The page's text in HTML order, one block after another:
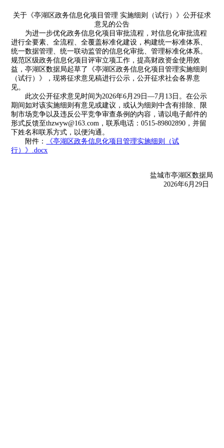
关于《亭湖区政务信息化项目管理 实施细则（试行）》公开征求
意见的公告
为进一步优化政务信息化项目审批流程，对信息化审批流程
进行全要素、全流程、全覆盖标准化建设，构建统一标准体系、
统一数据管理、统一联动监管的信息化审批、管理标准化体系。
规范区级政务信息化项目评审立项工作，提高财政资金使用效
益，亭湖区数据局起草了《亭湖区政务信息化项目管理实施细则
（试行）》，现将征求意见稿进行公示，公开征求社会各界意
见。
此次公开征求意见时间为2026年6月29日—7月13日。在公示
期间如对该实施细则有意见或建议，或认为细则中含有排除、限
制市场竞争以及违反公平竞争审查条例的内容，请以电子邮件的
形式反馈至thzwyw@163.com，联系电话：0515-89802890，并留
下姓名和联系方式，以便沟通。
附件：
《亭湖区政务信息化项目管理实施细则（试
行）》.docx
盐城市亭湖区数据局
2026年6月29日